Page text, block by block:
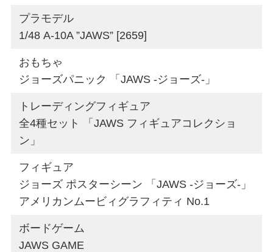
プラモデル
1/48 A-10A ”JAWS” [2659]
おもちゃ
ジョーズパニック 「JAWS -ジョーズ-」
トレーディングフィギュア
全4種セット 「JAWS フィギュアコレクショ
ン」
フィギュア
ジョーズ ポスターシーン 「JAWS -ジョーズ-」
アメリカンムービィグラフィティ No.1
ボードゲーム
JAWS GAME